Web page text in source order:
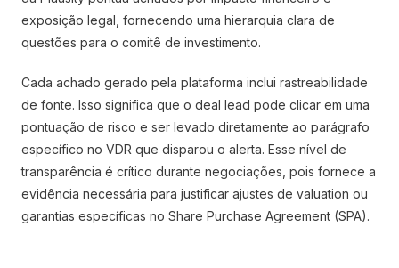
exposição legal, fornecendo uma hierarquia clara de
questões para o comitê de investimento.
Cada achado gerado pela plataforma inclui rastreabilidade
de fonte. Isso significa que o deal lead pode clicar em uma
pontuação de risco e ser levado diretamente ao parágrafo
específico no VDR que disparou o alerta. Esse nível de
transparência é crítico durante negociações, pois fornece a
evidência necessária para justificar ajustes de valuation ou
garantias específicas no Share Purchase Agreement (SPA).